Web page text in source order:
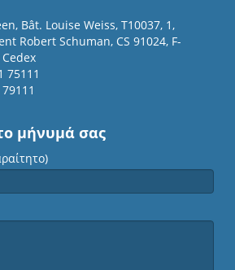
Bât. Louise Weiss, T10037, 1,
Robert Schuman, CS 91024, F-
75111
μήνυμά σας